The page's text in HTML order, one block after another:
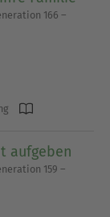
166 –
aufgeben
159 –